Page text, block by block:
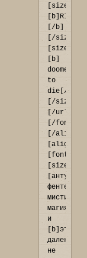
[size=73]
[/b]
[/size]
[size=28]
[b]
doomed
to
die[/b]
[/size]
[/url]
[/font]
[/align]
[size=14]
фентези,
мистика,
магия
и
[b]это
далеко
не